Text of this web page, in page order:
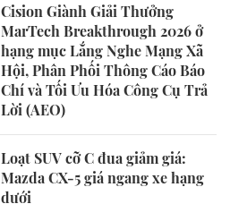
Cision Giành Giải Thưởng
MarTech Breakthrough 2026 ở
hạng mục Lắng Nghe Mạng Xã
Hội, Phân Phối Thông Cáo Báo
Chí và Tối Ưu Hóa Công Cụ Trả
Lời (AEO)
Loạt SUV cỡ C đua giảm giá:
Mazda CX-5 giá ngang xe hạng
dưới